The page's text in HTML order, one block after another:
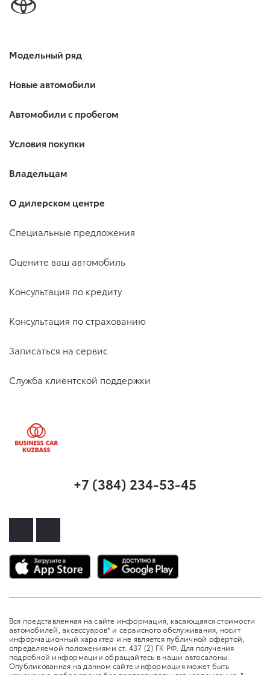
Модельный ряд
Новые автомобили
Автомобили с пробегом
Условия покупки
Владельцам
О дилерском центре
Специальные предложения
Оцените ваш автомобиль
Консультация по кредиту
Консультация по страхованию
Записаться на сервис
Служба клиентской поддержки
+7 (384) 234-53-45
Вся представленная на сайте информация, касающаяся стоимости
автомобилей, аксессуаров* и сервисного обслуживания, носит
информационный характер и не является публичной офертой,
определяемой положениями ст. 437 (2) ГК РФ. Для получения
подробной информации обращайтесь в наши автосалоны.
Опубликованная на данном сайте информация может быть